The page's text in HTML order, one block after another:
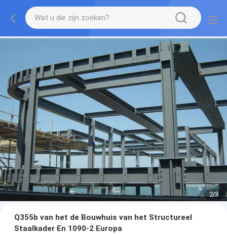
2/3
Q355b van het de Bouwhuis van het Structureel
Staalkader En 1090-2 Europa